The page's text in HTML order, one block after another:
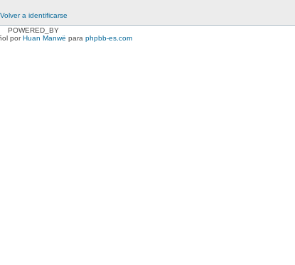
Volver a identificarse
POWERED_BY
porHuan Manwë para phpbb-es.com